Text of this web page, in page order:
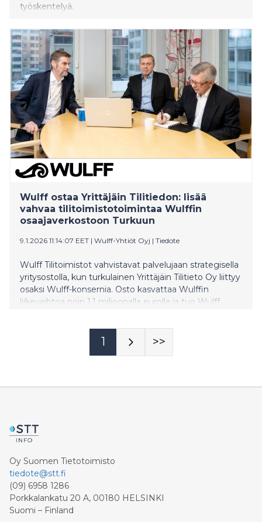
työskentelyä.
Wulff ostaa Yrittäjäin Tilitiedon: lisää
vahvaa tilitoimistotoimintaa Wulffin
osaajaverkostoon Turkuun
9.1.2026 11:14:07 EET | Wulff-Yhtiöt Oyj | Tiedote
Wulff Tilitoimistot vahvistavat palvelujaan strategisella
yritysostolla, kun turkulainen Yrittäjäin Tilitieto Oy liittyy
osaksi Wulff-konsernia. Osto kasvattaa Wulffin
liikevaihtoa noin 1,1 miljoonalla eurolla ja tuo Wulff
Asiakkaita palvelee yritysoston jälkeenkin oma tuttu
kirjanpitäjä, jonka tukena on Wulffin kokeneiden
1 >>
Oy Suomen Tietotoimisto
tiedote@stt.fi
(09) 6958 1286
Porkkalankatu 20 A, 00180 HELSINKI
Suomi – Finland